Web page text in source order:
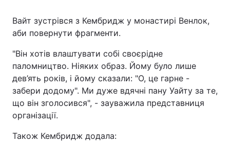
Вайт зустрівся з Кембридж у монастирі Венлок,
аби повернути фрагменти.
"Він хотів влаштувати собі своєрідне
паломництво. Ніяких образ. Йому було лише
дев’ять років, і йому сказали: "О, це гарне -
забери додому". Ми дуже вдячні пану Уайту за те,
що він зголосився", - зауважила представниця
організації.
Також Кембридж додала: